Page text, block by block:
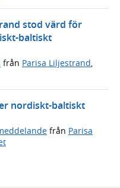
stod värd för
baltiskt
från Parisa Liljestrand,
nordiskt-baltiskt
från Parisa